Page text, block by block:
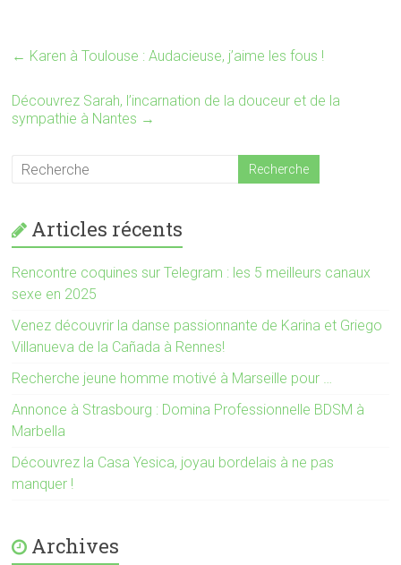
e
d
s
u
n
u
v
e
f
e
ê
t
r
r
e
n
s
u
o
u
l
e
f
n
ê
t
)
← Karen à Toulouse : Audacieuse, j’aime les fous !
Découvrez Sarah, l’incarnation de la douceur et de la
sympathie à Nantes →
Articles récents
Rencontre coquines sur Telegram : les 5 meilleurs canaux
sexe en 2025
Venez découvrir la danse passionnante de Karina et Griego
Villanueva de la Cañada à Rennes!
Recherche jeune homme motivé à Marseille pour …
Annonce à Strasbourg : Domina Professionnelle BDSM à
Marbella
Découvrez la Casa Yesica, joyau bordelais à ne pas
manquer !
Archives